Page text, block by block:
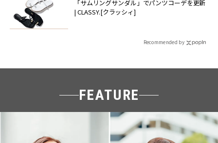
「サムリングサンダル」でパンツコーデを更新
| CLASSY.[クラッシィ]
Recommended by
FEATURE